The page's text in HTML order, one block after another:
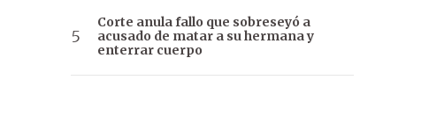
Corte anula fallo que sobreseyó a
acusado de matar a su hermana y
enterrar cuerpo